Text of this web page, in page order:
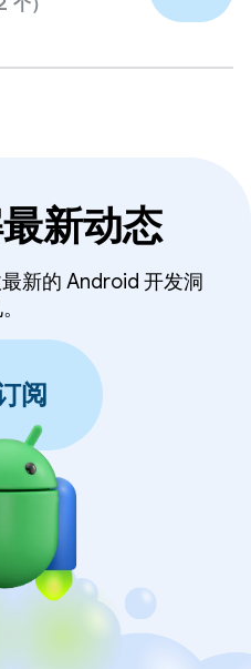
个）
新动态
新的 Android 开发洞
阅